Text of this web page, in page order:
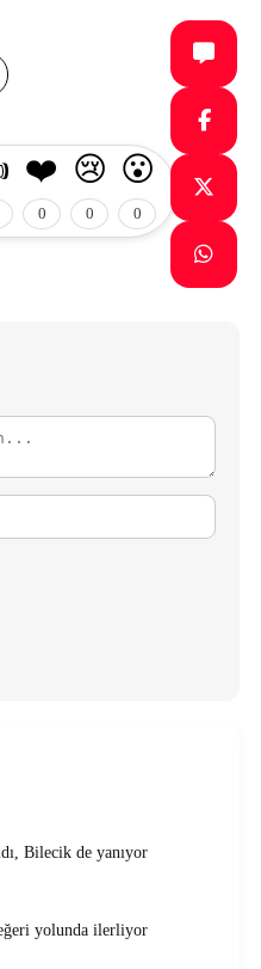
❤️
0
😢
0
😮
0
Bilecik de yanıyor
yolunda ilerliyor